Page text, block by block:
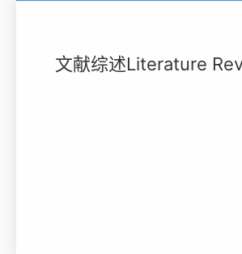
文献综述Literature